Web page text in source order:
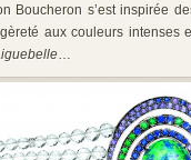
Boucheron s’est inspirée
aux couleurs
…